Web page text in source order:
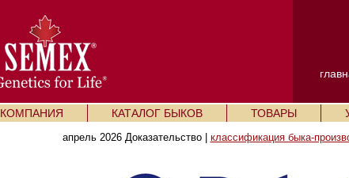
КОМПАНИЯ КАТАЛОГ БЫКОВ ТОВАРЫ
апрель 2026 Доказательство | классификация быка-